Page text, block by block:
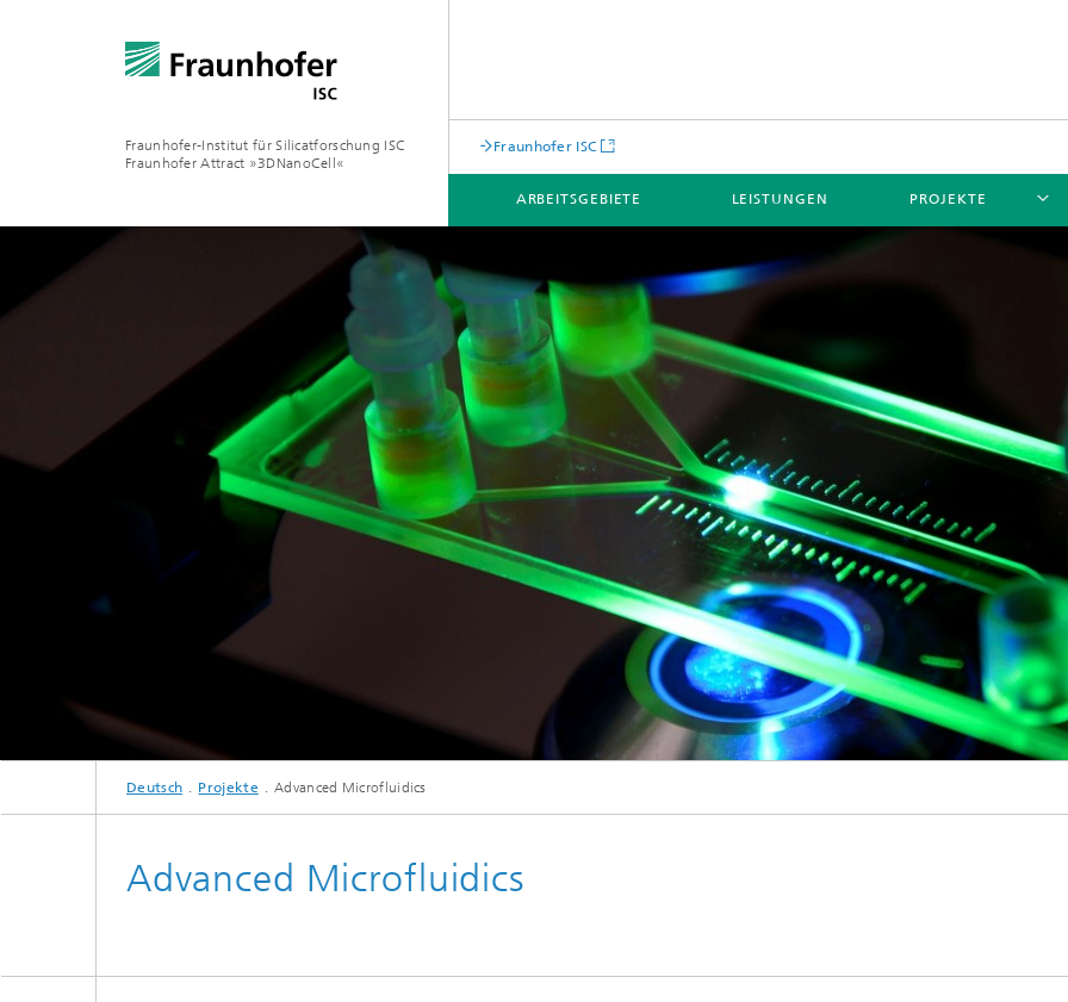
Fraunhofer-Institut für Silicatforschung ISC
Fraunhofer Attract »3DNanoCell«
Fraunhofer ISC
ARBEITSGEBIETE LEISTUNGEN PROJEKTE
Deutsch Projekte Advanced Microfluidics
Advanced Microfluidics